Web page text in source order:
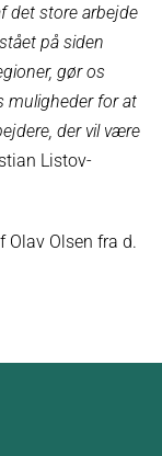
det store arbejde
på siden
gør os
muligheder for at
der vil være
Listov-
Olav Olsen fra d.